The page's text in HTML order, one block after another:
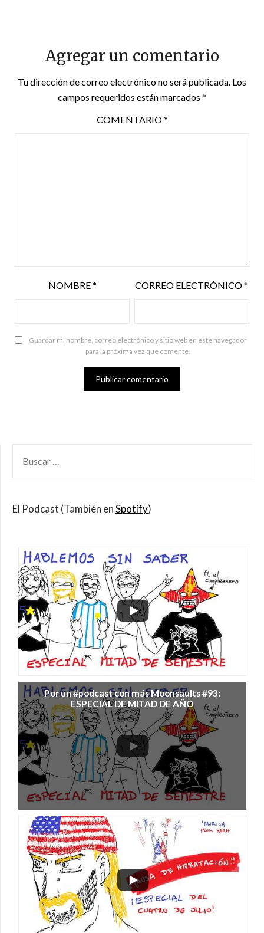
Agregar un comentario
Tu dirección de correo electrónico no será publicada. Los
campos requeridos están marcados *
COMENTARIO*
NOMBRE* CORREO ELECTRÓNICO*
Guardar mi nombre, correo electrónico y sitio web en este navegador
para la próxima vez que comente.
POR:
El Podcast (También enSpotify)
Por un #podcast con más Moonsaults #93:
ESPECIAL DE MITAD DE AÑO